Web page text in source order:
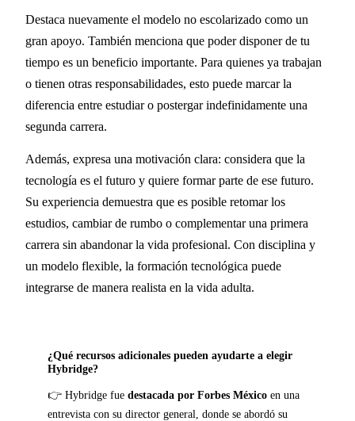
Destaca nuevamente el modelo no escolarizado como un
gran apoyo. También menciona que poder disponer de tu
tiempo es un beneficio importante. Para quienes ya trabajan
o tienen otras responsabilidades, esto puede marcar la
diferencia entre estudiar o postergar indefinidamente una
segunda carrera.
Además, expresa una motivación clara: considera que la
tecnología es el futuro y quiere formar parte de ese futuro.
Su experiencia demuestra que es posible retomar los
estudios, cambiar de rumbo o complementar una primera
carrera sin abandonar la vida profesional. Con disciplina y
un modelo flexible, la formación tecnológica puede
integrarse de manera realista en la vida adulta.
¿Qué recursos adicionales pueden ayudarte a elegir
Hybridge?
👉 Hybridge fue destacada por Forbes México en una
entrevista con su director general, donde se abordó su